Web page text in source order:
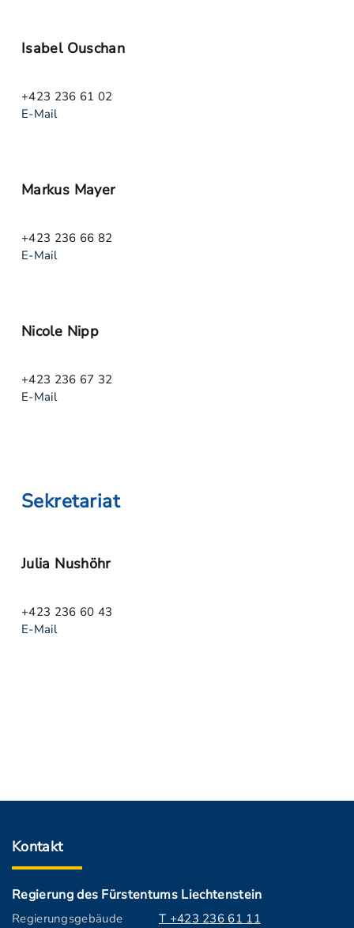
Isabel Ouschan
+423 236 61 02
E-Mail
Markus Mayer
+423 236 66 82
E-Mail
Nicole Nipp
+423 236 67 32
E-Mail
Sekretariat
Julia Nushöhr
+423 236 60 43
E-Mail
Kontakt
Regierung des Fürstentums Liechtenstein
Regierungsgebäude T +423 236 61 11